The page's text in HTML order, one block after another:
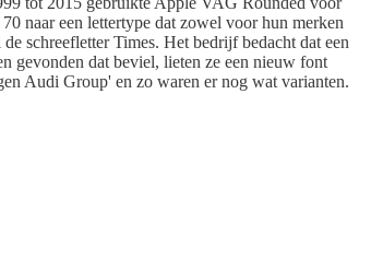
naar een lettertype dat zowel voor hun merken
schreefletter Times. Het bedrijf bedacht dat een
gevonden dat beviel, lieten ze een nieuw font
Audi Group' en zo waren er nog wat varianten.